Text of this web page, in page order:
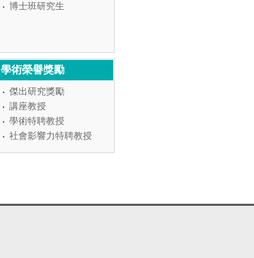
博士班研究生
學術榮譽獎勵
傑出研究獎勵
講座教授
學術特聘教授
社會影響力特聘教授